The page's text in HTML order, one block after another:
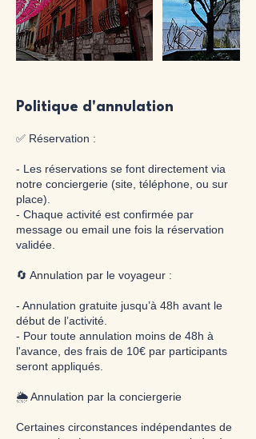
Politique d'annulation
✅ Réservation :
- Les réservations se font directement via
notre conciergerie (site, téléphone, ou sur
place).
- Chaque activité est confirmée par
message ou email une fois la réservation
validée.
🔄 Annulation par le voyageur :
- Annulation gratuite jusqu’à 48h avant le
début de l’activité.
- Pour toute annulation moins de 48h à
l'avance, des frais de 10€ par participants
seront appliqués.
🌦️ Annulation par la conciergerie
Certaines circonstances indépendantes de